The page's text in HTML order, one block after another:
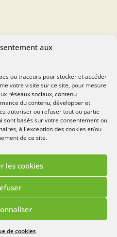
aux
ou traceurs pour stocker et accéder
votre visite sur ce site, pour mesure
réseaux sociaux, contenu
du contenu, développer et
autoriser ou refuser tout ou partie
sont basés sur votre consentement ou
à l'exception des cookies et/ou
de ce site.
les cookies
de cookies
Politique de cookies